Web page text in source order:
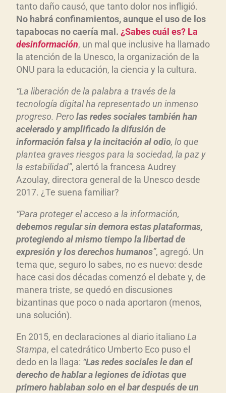
tanto daño causó, que tanto dolor nos infligió.
No habrá confinamientos, aunque el uso de los
tapabocas no caería mal. ¿Sabes cuál es? La
desinformación, un mal que inclusive ha llamado
la atención de la Unesco, la organización de la
ONU para la educación, la ciencia y la cultura.
“La liberación de la palabra a través de la
tecnología digital ha representado un inmenso
progreso. Pero las redes sociales también han
acelerado y amplificado la difusión de
información falsa y la incitación al odio, lo que
plantea graves riesgos para la sociedad, la paz y
la estabilidad”, alertó la francesa Audrey
Azoulay, directora general de la Unesco desde
2017. ¿Te suena familiar?
“Para proteger el acceso a la información,
debemos regular sin demora estas plataformas,
protegiendo al mismo tiempo la libertad de
expresión y los derechos humanos”, agregó. Un
tema que, seguro lo sabes, no es nuevo: desde
hace casi dos décadas comenzó el debate y, de
manera triste, se quedó en discusiones
bizantinas que poco o nada aportaron (menos,
una solución).
En 2015, en declaraciones al diario italianoLa
Stampa, el catedrático Umberto Eco puso el
dedo en la llaga: “Las redes sociales le dan el
derecho de hablar a legiones de idiotas que
primero hablaban solo en el bar después de un